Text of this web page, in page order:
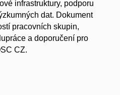
infrastruktury, podporu
dat. Dokument
pracovních skupin,
a doporučení pro
CZ.